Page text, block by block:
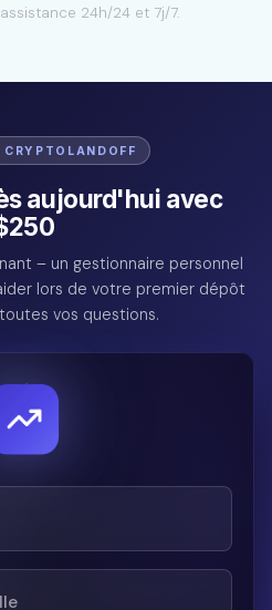
24h/24 et 7j/7.
aujourd'hui avec
– un gestionnaire personnel
lors de votre premier dépôt
vos questions.